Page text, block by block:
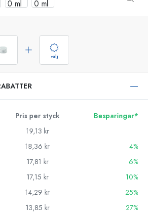
välj
Pris per styck
Besparingar*
19,13 kr
18,36 kr
4%
17,81 kr
6%
17,15 kr
10%
14,29 kr
25%
13,85 kr
27%